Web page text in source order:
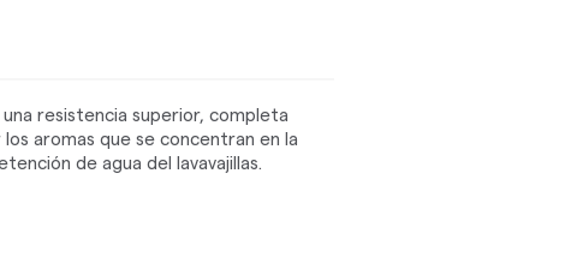
resistencia superior, completa
aromas que se concentran en la
de agua del lavavajillas.